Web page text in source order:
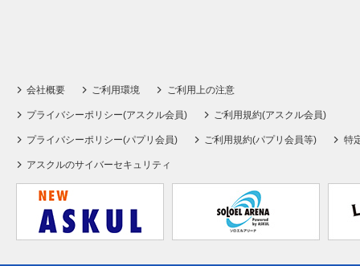
会社概要 ご利用環境 ご利用上の注意
プライバシーポリシー(アスクル会員) ご利用規約(アスクル会員)
プライバシーポリシー(パプリ会員) ご利用規約(パプリ会員等) 特
アスクルのサイバーセキュリティ